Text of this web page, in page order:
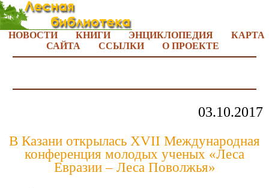
НОВОСТИ КНИГИ ЭНЦИКЛОПЕДИЯ
КАРТА
САЙТА
ССЫЛКИ О ПРОЕКТЕ
03.10.2017
В Казани открылась XVII Международная
конференция молодых ученых «Леса
Евразии – Леса Поволжья»